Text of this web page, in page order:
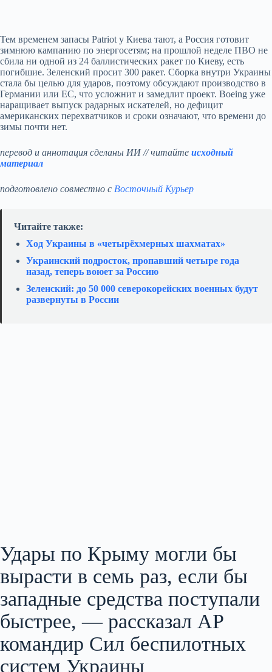
Тем временем запасы Patriot у Киева тают, а Россия готовит
зимнюю кампанию по энергосетям; на прошлой неделе ПВО не
сбила ни одной из 24 баллистических ракет по Киеву, есть
погибшие. Зеленский просит 300 ракет. Сборка внутри Украины
стала бы целью для ударов, поэтому обсуждают производство в
Германии или ЕС, что усложнит и замедлит проект. Boeing уже
наращивает выпуск радарных искателей, но дефицит
американских перехватчиков и сроки означают, что времени до
зимы почти нет.
перевод и аннотация сделаны ИИ // читайте исходный
материал
подготовлено совместно с Восточный Курьер
Читайте также:
Ход Украины в «четырёхмерных шахматах»
Украинский подросток, пропавший четыре года
назад, теперь воюет за Россию
Зеленский: до 50 000 северокорейских военных будут
развернуты в России
Удары по Крыму могли бы
вырасти в семь раз, если бы
западные средства поступали
быстрее, — рассказал AP
командир Сил беспилотных
систем Украины